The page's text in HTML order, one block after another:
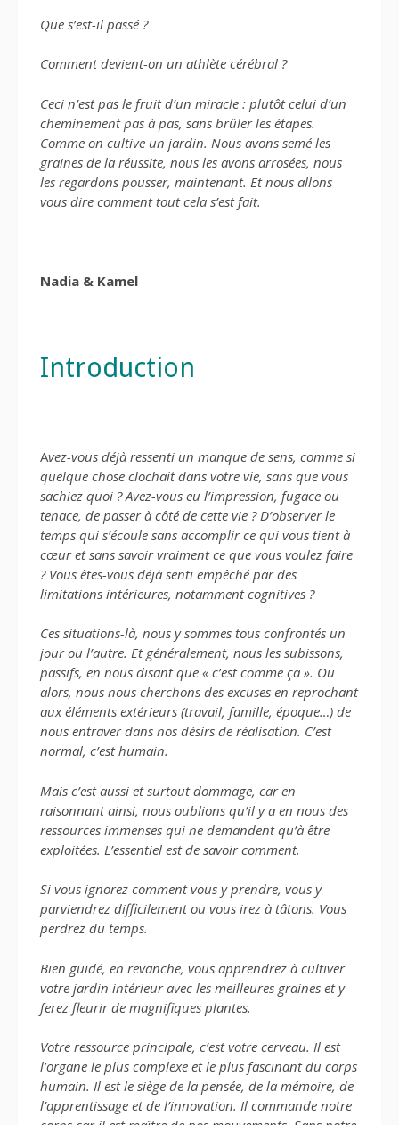
Que s’est-il passé ?
Comment devient-on un athlète cérébral ?
Ceci n’est pas le fruit d’un miracle : plutôt celui d’un
cheminement pas à pas, sans brûler les étapes.
Comme on cultive un jardin. Nous avons semé les
graines de la réussite, nous les avons arrosées, nous
les regardons pousser, maintenant. Et nous allons
vous dire comment tout cela s’est fait.
Nadia & Kamel
Introduction
Avez-vous déjà ressenti un manque de sens, comme si
quelque chose clochait dans votre vie, sans que vous
sachiez quoi ? Avez-vous eu l’impression, fugace ou
tenace, de passer à côté de cette vie ? D’observer le
temps qui s’écoule sans accomplir ce qui vous tient à
cœur et sans savoir vraiment ce que vous voulez faire
? Vous êtes-vous déjà senti empêché par des
limitations intérieures, notamment cognitives ?
Ces situations-là, nous y sommes tous confrontés un
jour ou l’autre. Et généralement, nous les subissons,
passifs, en nous disant que « c’est comme ça ». Ou
alors, nous nous cherchons des excuses en reprochant
aux éléments extérieurs (travail, famille, époque…) de
nous entraver dans nos désirs de réalisation. C’est
normal, c’est humain.
Mais c’est aussi et surtout dommage, car en
raisonnant ainsi, nous oublions qu’il y a en nous des
ressources immenses qui ne demandent qu’à être
exploitées. L’essentiel est de savoir comment.
Si vous ignorez comment vous y prendre, vous y
parviendrez difficilement ou vous irez à tâtons. Vous
perdrez du temps.
Bien guidé, en revanche, vous apprendrez à cultiver
votre jardin intérieur avec les meilleures graines et y
ferez fleurir de magnifiques plantes.
Votre ressource principale, c’est votre cerveau. Il est
l’organe le plus complexe et le plus fascinant du corps
humain. Il est le siège de la pensée, de la mémoire, de
l’apprentissage et de l’innovation. Il commande notre